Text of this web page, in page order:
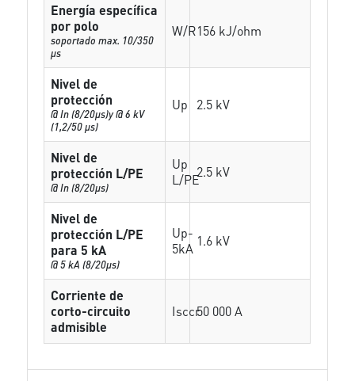
Energía específica
por polo
soportado max. 10/350
µs
W/R156 kJ/ohm
Nivel de
protección
@ In (8/20µs)y @ 6 kV
(1,2/50 µs)
Up 2.5 kV
Nivel de
protección L/PE
@ In (8/20µs)
Up
L/PE2.5 kV
Nivel de
protección L/PE
para 5 kA
@ 5 kA (8/20µs)
Up-
5kA 1.6 kV
Corriente de
corto-circuito
admisible
Isccr50 000 A